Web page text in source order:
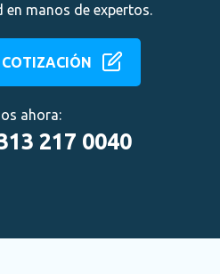
en manos de expertos.
ahora:
217 0040